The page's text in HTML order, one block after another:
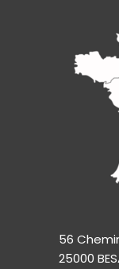
56
25000